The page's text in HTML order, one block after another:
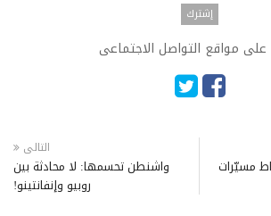
على مواقع التواصل الاجتماعى
مسيّرات
التالى
واشنطن تحسمها: لا محادثة بين
روبيو وإنفانتينو!